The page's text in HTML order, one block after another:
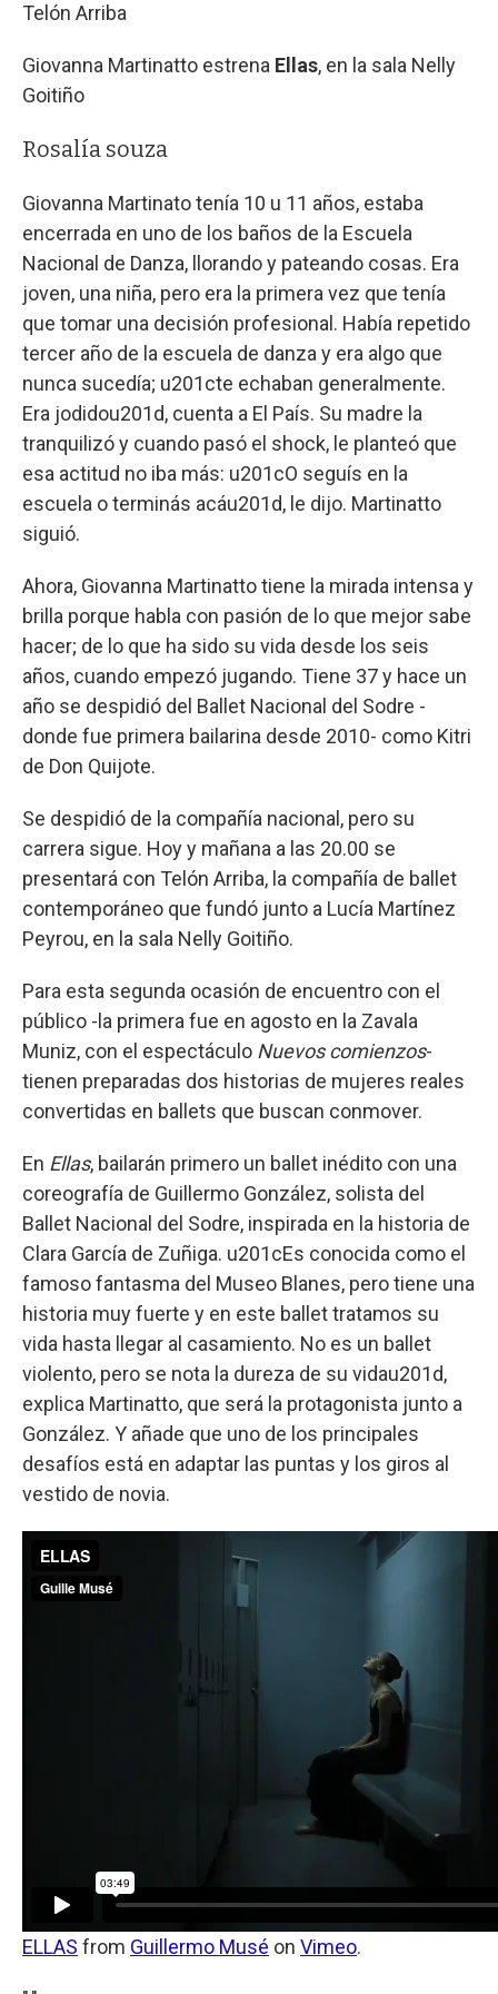
Telón Arriba
Giovanna Martinatto estrena Ellas, en la sala Nelly
Goitiño
Rosalía souza
Giovanna Martinato tenía 10 u 11 años, estaba
encerrada en uno de los baños de la Escuela
Nacional de Danza, llorando y pateando cosas. Era
joven, una niña, pero era la primera vez que tenía
que tomar una decisión profesional. Había repetido
tercer año de la escuela de danza y era algo que
nunca sucedía; u201cte echaban generalmente.
Era jodidou201d, cuenta a El País. Su madre la
tranquilizó y cuando pasó el shock, le planteó que
esa actitud no iba más: u201cO seguís en la
escuela o terminás acáu201d, le dijo. Martinatto
siguió.
Ahora, Giovanna Martinatto tiene la mirada intensa y
brilla porque habla con pasión de lo que mejor sabe
hacer; de lo que ha sido su vida desde los seis
años, cuando empezó jugando. Tiene 37 y hace un
año se despidió del Ballet Nacional del Sodre -
donde fue primera bailarina desde 2010- como Kitri
de Don Quijote.
Se despidió de la compañía nacional, pero su
carrera sigue. Hoy y mañana a las 20.00 se
presentará con Telón Arriba, la compañía de ballet
contemporáneo que fundó junto a Lucía Martínez
Peyrou, en la sala Nelly Goitiño.
Para esta segunda ocasión de encuentro con el
público -la primera fue en agosto en la Zavala
Muniz, con el espectáculo Nuevos comienzos-
tienen preparadas dos historias de mujeres reales
convertidas en ballets que buscan conmover.
En Ellas, bailarán primero un ballet inédito con una
coreografía de Guillermo González, solista del
Ballet Nacional del Sodre, inspirada en la historia de
Clara García de Zuñiga. u201cEs conocida como el
famoso fantasma del Museo Blanes, pero tiene una
historia muy fuerte y en este ballet tratamos su
vida hasta llegar al casamiento. No es un ballet
violento, pero se nota la dureza de su vidau201d,
explica Martinatto, que será la protagonista junto a
González. Y añade que uno de los principales
desafíos está en adaptar las puntas y los giros al
vestido de novia.
ELLAS from Guillermo Musé on Vimeo.